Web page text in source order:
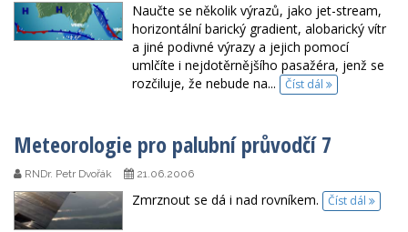
Naučte se několik výrazů, jako jet-stream,
horizontální barický gradient, alobarický vítr
a jiné podivné výrazy a jejich pomocí
umlčíte i nejdotěrnějšího pasažéra, jenž se
rozčiluje, že nebude na...
Číst dál
Meteorologie pro palubní průvodčí 7
RNDr. Petr Dvořák 21.06.2006
Zmrznout se dá i nad rovníkem. Číst dál